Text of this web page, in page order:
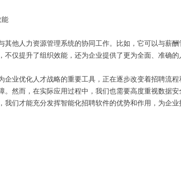
能
其他人力资源管理系统的协同工作。比如，它可以与薪
不仅提升了组织效能，还为企业提供了更为全面、准确
企业优化人才战略的重要工具，正在逐步改变着招聘流
。然而，在实际应用过程中，我们也需要高度重视数据
我们才能充分发挥智能化招聘软件的优势和作用，为企业